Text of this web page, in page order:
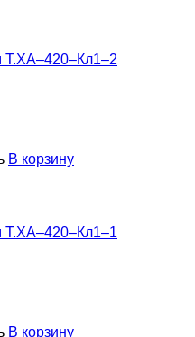
Т.ХА–420–Кл1–2
В корзину
Т.ХА–420–Кл1–1
В корзину